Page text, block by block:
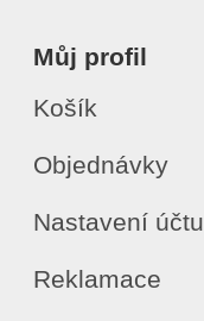
Můj profil
Košík
Objednávky
Nastavení účtu
Reklamace